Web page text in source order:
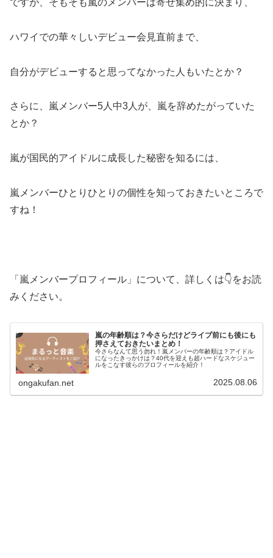
ですが、そもそも嵐のメンバーは寄せ集め的に決まり、
ハワイでの華々しいデビュー会見直前まで、
自分がデビューすると思ってなかった人もいたとか？
さらに、嵐メンバー5人中3人が、嵐を辞めたがっていた
とか？
嵐が国民的アイドルに成長した秘密を知るには、
嵐メンバーひとりひとりの個性を知っておきたいところで
すね！
「嵐メンバープロフィール」について、詳しくは👇をお読
みください。
嵐の年齢順は？今さらだけどライブ前にも後にも
押さえておきたいまとめ！
今さらなんて思う勿れ！嵐メンバーの年齢順は？アイドル
になったきっかけは？40代を迎えも超ハードなスケジュー
ルをこなす彼らのプロフィールを紹介！
ongakufan.net 2025.08.06